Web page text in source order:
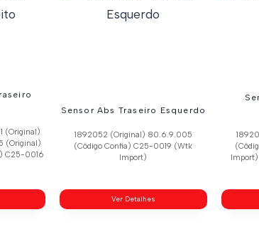
(Original)
(Original)
C25-0016
Sensor Abs Traseiro Esquerdo
1892052 (Original) 80.6.9.005
(Código Confia) C25-0019 (Wtk
Import)
Ver Detalhes